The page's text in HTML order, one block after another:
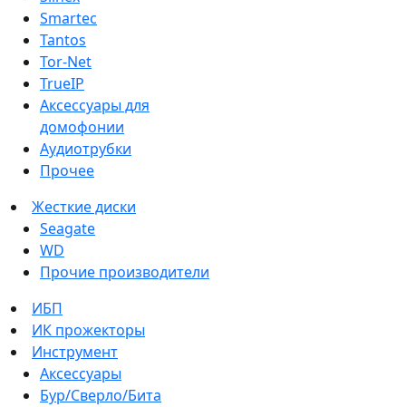
Smartec
Tantos
Tor-Net
TrueIP
Аксессуары для
домофонии
Аудиотрубки
Прочее
Жесткие диски
Seagate
WD
Прочие производители
ИБП
ИК прожекторы
Инструмент
Аксессуары
Бур/Сверло/Бита